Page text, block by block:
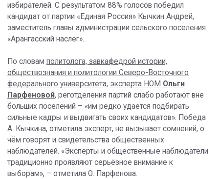
избирателей. С результатом 88% голосов победил
кандидат от партии «Единая Россия» Кычкин Андрей,
заместитель главы администрации сельского поселения
«Арангасский наслег».
По словам политолога, завкафедрой истории,
обществознания и политологии Северо-Восточного
федерального университета, эксперта НОМ Ольги
Парфеновой, реготделения партий слабо работают вне
больших поселений – «им редко удается подбирать
сильные кадры и выдвигать своих кандидатов». Победа
А. Кычкина, отметила эксперт, не вызывает сомнений, о
чём говорят и свидетельства общественных
наблюдателей. «Эксперты и общественные наблюдатели
традиционно проявляют серьёзное внимание к
выборам», – отметила О. Парфенова.